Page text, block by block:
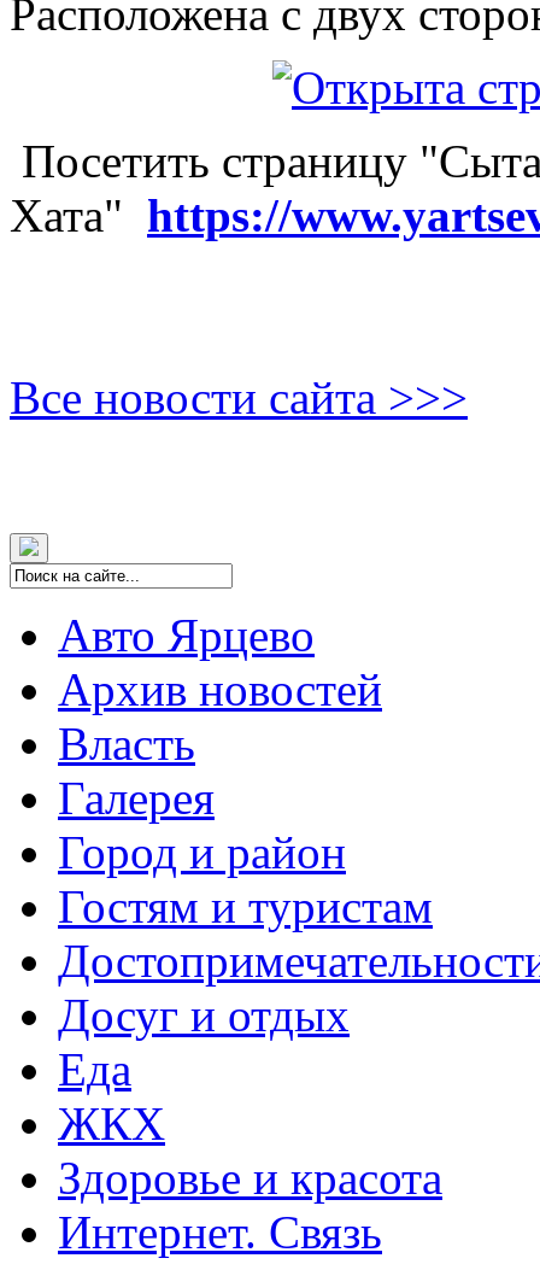
Расположена с двух
Посетить страницу
Хата" https://
Все новости сайта >>>
Авто Ярцево
Архив новостей
Власть
Галерея
Город и район
Гостям и туристам
Досуг и отдых
Еда
ЖКХ
Здоровье и красота
Интернет. Связь